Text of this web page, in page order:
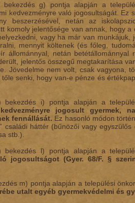
g) pontja alapján a
kedvezményre való jogosultságát. Ez
beszerzésével, netán az
komoly jelentősége van annak, hogy a
vagy ha már van munkájuk,
mennyit költenek (és főleg,
állománnyal, netán betétállománnyal
jelentős összegű megtakarítása
Jövedelme nem volt, csak vagyona,
senki, hogy van-e pénze és
i) pontja alapján a
jogosult gyermek,
fennállását. Ez hasonló módon
háttér (bűnözői vagy egyszülős
stb.).
l) pontja alapján a
jogosultságot (Gyer. 68/F. §
m) pontja alapján a települési
utalt egyéb gyermekvédelmi és